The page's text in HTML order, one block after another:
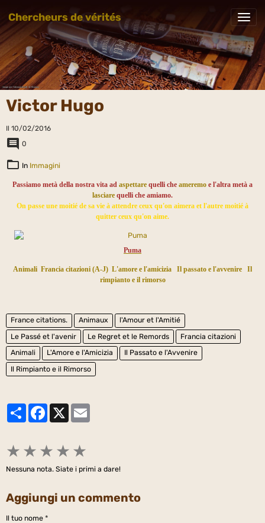
Chercheurs de vérités
Victor Hugo
Il 10/02/2016
0
In Immagini
Passiamo metà della nostra vita ad aspettare quelli che ameremo e l'altra metà a
lasciare quelli che amiamo.
On passe une moitié de sa vie à attendre ceux qu'on aimera et l'autre moitié à
quitter ceux qu'on aime.
Puma
Animali Francia citazioni (A-J) L'amore e l'amicizia Il passato e l'avvenire
Il
rimpianto e il rimorso
France citations. Animaux
l'Amour et l'Amitié
Le Passé et l'avenir
Le Regret et le Remords
Francia citazioni
Animali
L'Amore e l'Amicizia
Il Passato e l'Avvenire
Il Rimpianto e il Rimorso
PartagerFacebook
X
★ ★ ★ ★ ★
Nessuna nota. Siate i primi a dare!
Aggiungi un commento
Il tuo nome